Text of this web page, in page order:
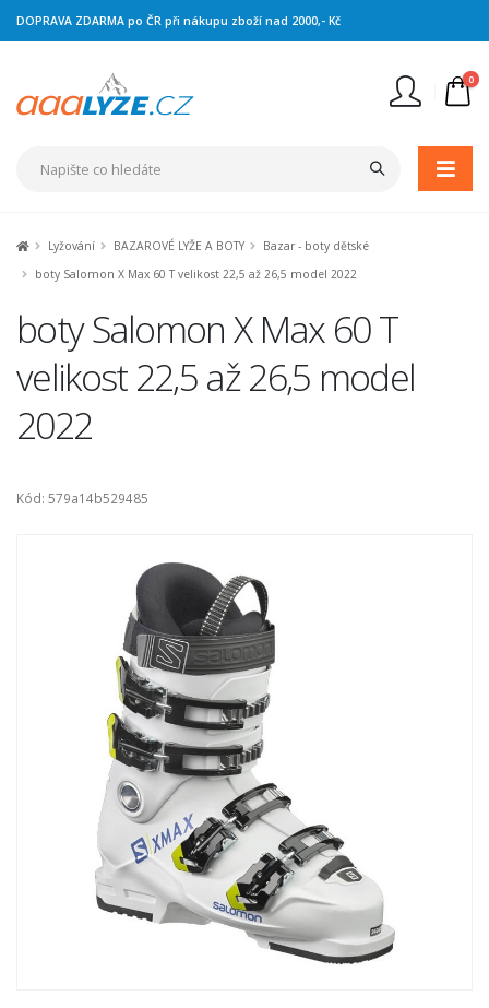
DOPRAVA ZDARMA po ČR při nákupu zboží nad 2000,- Kč
0
Lyžování BAZAROVÉ LYŽE A BOTY
Bazar - boty dětské
boty Salomon X Max 60 T velikost 22,5 až 26,5 model 2022
boty Salomon X Max 60 T
velikost 22,5 až 26,5 model
2022
Kód: 579a14b529485